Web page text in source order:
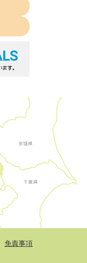
免責事項